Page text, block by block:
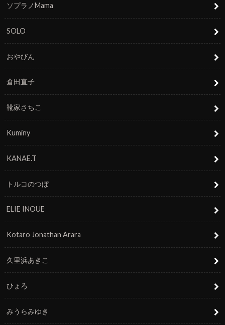
ソプラノMama
SOLO
おやびん
倉田直子
靴家さちこ
Kuminy
KANAE.T
トルコのつぼ
ELIE INOUE
Kotaro Jonathan Arara
久里浜あきこ
ひょろ
みうらみゆき